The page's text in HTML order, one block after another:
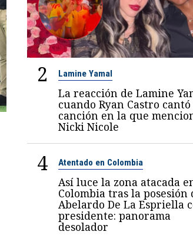
2 Lamine Yamal
La reacción de Lamine
cuando Ryan Castro
canción en la que
Nicki Nicole
4 Atentado en Colombia
Así luce la zona atacada
Colombia tras la posesión
Abelardo De La Espriella
presidente: panorama
desolador